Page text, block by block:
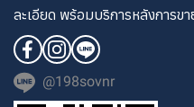
ละเอียด พร้อมบริการหลังการข
@198sovnr